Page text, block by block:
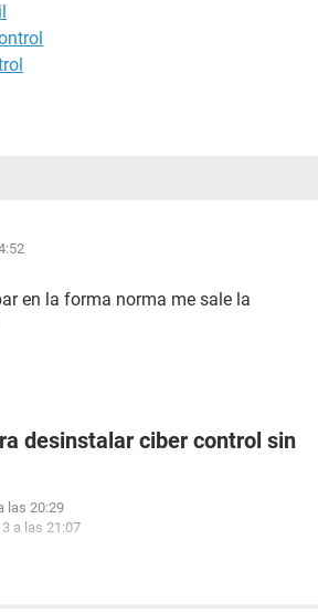
en la forma norma me sale la
desinstalar ciber control sin
las 20:29
a las 21:07